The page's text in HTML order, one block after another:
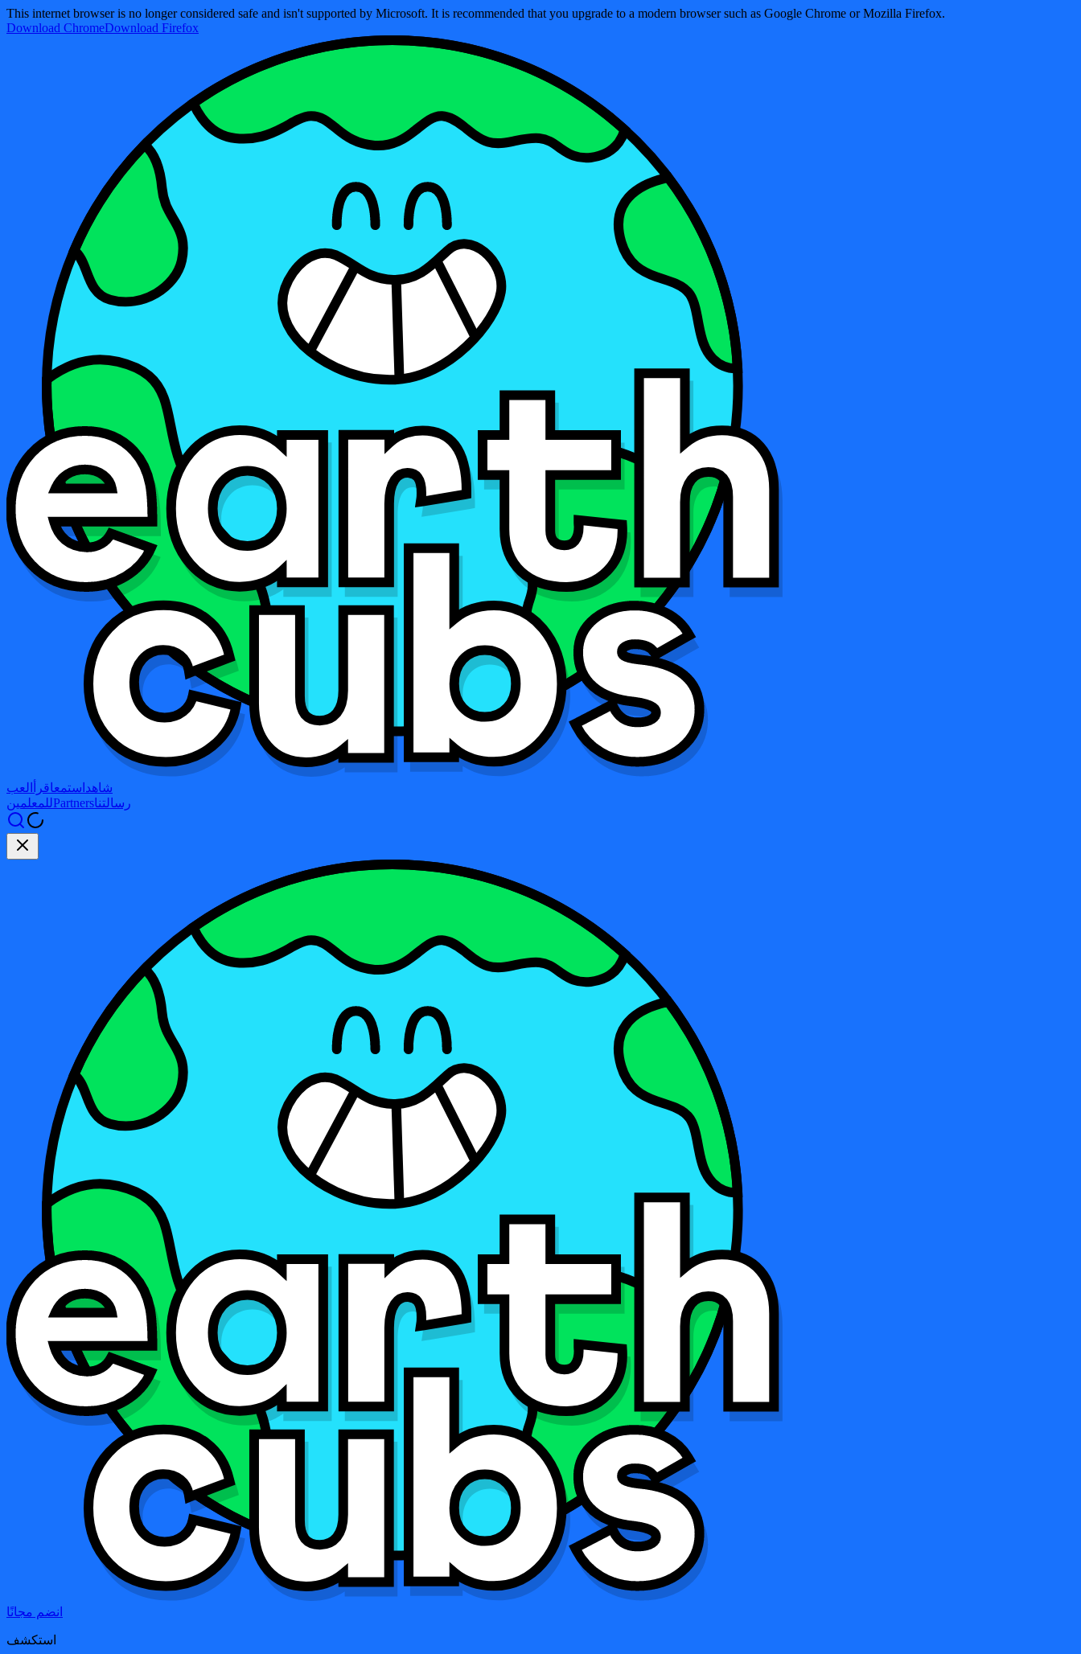
This internet browser is no longer considered safe and isn't supported by Microsoft. It is recommended that you upgrade to a modern browser such as Google Chrome or Mozilla Firefox.
Download ChromeDownload Firefox
شاهد استمعاقرأ
العب
للمعلمينPartnersرسالتنا
انضم مجانًا
استكشف